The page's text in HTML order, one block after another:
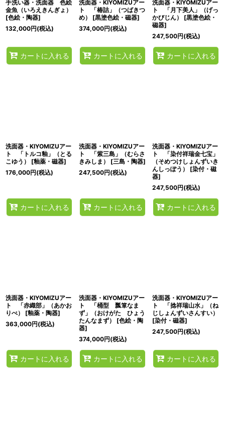
手洗い器・洗面器 色絵
金魚（いろえきんぎょ）
[色絵・陶器]
132,000円(税込)
カートに入れる
洗面器・KIYOMIZUアー
ト 「椿詰」（つばきつ
め）
[黒塗色絵・磁器]
374,000円(税込)
カートに入れる
洗面器・KIYOMIZUアー
ト 「月下美人」（げっ
かびじん）
[黒塗色絵・
磁器]
247,500円(税込)
カートに入れる
洗面器・KIYOMIZUアー
ト 「トルコ釉」（とる
こゆう）
[釉薬・磁器]
176,000円(税込)
カートに入れる
洗面器・KIYOMIZUアー
ト 「紫三島」（むらさ
きみしま）
[三島・陶器]
247,500円(税込)
カートに入れる
洗面器・KIYOMIZUアー
ト 「染付祥瑞金七宝」
（そめつけしょんずいき
んしっぽう）
[染付・磁
器]
247,500円(税込)
カートに入れる
洗面器・KIYOMIZUアー
ト 「赤織部」（あかお
りべ）
[釉薬・陶器]
363,000円(税込)
カートに入れる
洗面器・KIYOMIZUアー
ト 「桶型 瓢箪なま
ず」（おけがた ひょう
たんなまず）
[色絵・陶
器]
374,000円(税込)
カートに入れる
洗面器・KIYOMIZUアー
ト 「捻祥瑞山水」（ね
じしょんずいさんすい）
[染付・磁器]
247,500円(税込)
カートに入れる